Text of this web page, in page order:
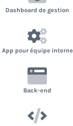
Dashboard de gestion
App pour équipe interne
Back-end